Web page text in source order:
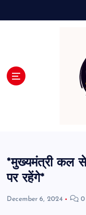
*मुख्यमंत्री कल
पर रहेंगे*
December 6, 2024 0